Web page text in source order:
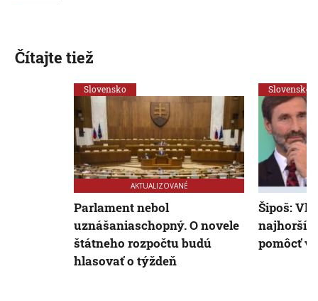
Čítajte tiež
Slovensko
AKTUALIZOVANÉ
Parlament nebol
uznášaniaschopný. O novele
štátneho rozpočtu budú
hlasovať o týždeň
Slovensko
Šipoš:
pomôcť